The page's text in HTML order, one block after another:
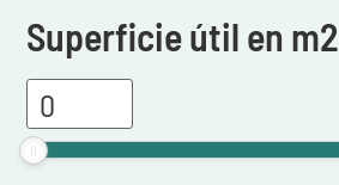
Superficie útil en m2